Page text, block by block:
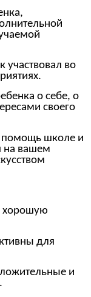
участвовал во
о себе, о
своего
помощь школе и
на вашем
хорошую
для
и